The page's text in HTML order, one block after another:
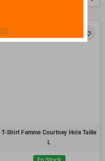
favorite_border
PROMO !
T-Shirt Femme Courtney Hole Taille
L